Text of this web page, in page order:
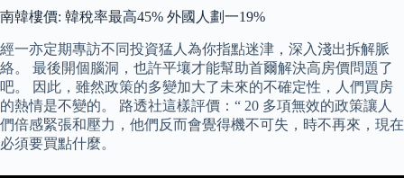
南韓樓價: 韓稅率最高45% 外國人劃一19%
經一亦定期專訪不同投資猛人為你指點迷津，深入淺出拆解脈
絡。 最後開個腦洞，也許平壤才能幫助首爾解決高房價問題了
吧。 因此，雖然政策的多變加大了未來的不確定性，人們買房
的熱情是不變的。 路透社這樣評價：“ 20 多項無效的政策讓人
們倍感緊張和壓力，他們反而會覺得機不可失，時不再來，現在
必須要買點什麼。